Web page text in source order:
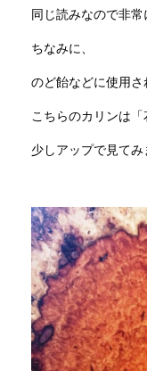
同じ読みなので非常
ちなみに、
のど飴などに使用さ
こちらのカリンは「
少しアップで見てみ